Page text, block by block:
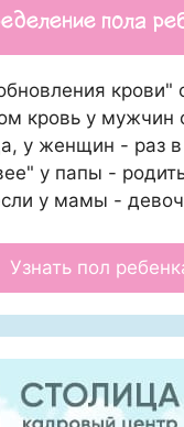
пола
крови"
кровь у мужчин
у женщин - раз
у папы -
у мамы -
Узнать пол